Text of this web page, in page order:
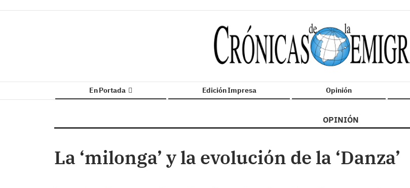
En Portada Edición Impresa Opinión
OPINIÓN
La ‘milonga’ y la evolución de la ‘Danza’